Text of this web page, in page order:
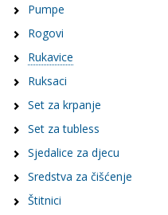
Pumpe
Rogovi
Rukavice
Ruksaci
Set za krpanje
Set za tubless
Sjedalice za djecu
Sredstva za čišćenje
Štitnici